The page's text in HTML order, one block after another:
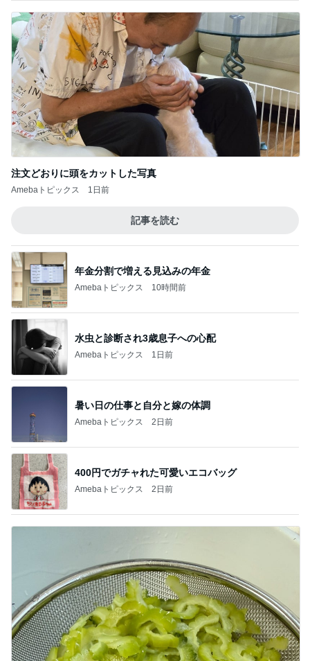
注文どおりに頭をカットした写真
Amebaトピックス 1日前
記事を読む
年金分割で増える見込みの年金
Amebaトピックス 10時間前
水虫と診断され3歳息子への心配
Amebaトピックス 1日前
暑い日の仕事と自分と嫁の体調
Amebaトピックス 2日前
400円でガチャれた可愛いエコバッグ
Amebaトピックス 2日前